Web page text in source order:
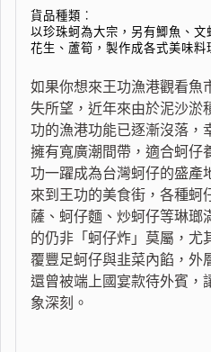
貨品種類︰
以珍珠蚵為大宗，另有鯽魚、文
花生、蘆筍，製作成各式美味料
如果你想來王功漁港觀看魚
失所望，近年來由於泥沙淤
功的漁港功能已逐漸沒落，
擁有寬廣潮間帶，適合蚵仔
功一躍成為台灣蚵仔的盛產
來到王功的美食街，各種蚵
薩、蚵仔麵、炒蚵仔等琳瑯
的仍非「蚵仔炸」莫屬，尤
覆豐足蚵仔與韭菜內餡，外
還曾被端上國宴款待外賓，
象深刻。